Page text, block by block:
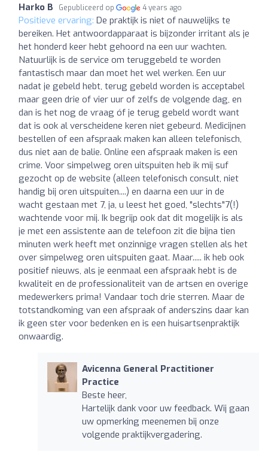
Harko B Gepubliceerd op 4 years ago
Positieve ervaring: De praktijk is niet of nauwelijks te
bereiken. Het antwoordapparaat is bijzonder irritant als je
het honderd keer hebt gehoord na een uur wachten.
Natuurlijk is de service om teruggebeld te worden
fantastisch maar dan moet het wel werken. Een uur
nadat je gebeld hebt, terug gebeld worden is acceptabel
maar geen drie of vier uur of zelfs de volgende dag, en
dan is het nog de vraag óf je terug gebeld wordt want
dat is ook al verscheidene keren niet gebeurd. Medicijnen
bestellen of een afspraak maken kan alleen telefonisch,
dus niet aan de balie. Online een afspraak maken is een
crime. Voor simpelweg oren uitspuiten heb ik mij suf
gezocht op de website (alleen telefonisch consult, niet
handig bij oren uitspuiten....) en daarna een uur in de
wacht gestaan met 7, ja, u leest het goed, "slechts"7(!)
wachtende voor mij. Ik begrijp ook dat dit mogelijk is als
je met een assistente aan de telefoon zit die bijna tien
minuten werk heeft met onzinnige vragen stellen als het
over simpelweg oren uitspuiten gaat. Maar..... ik heb ook
positief nieuws, als je eenmaal een afspraak hebt is de
kwaliteit en de professionaliteit van de artsen en overige
medewerkers prima! Vandaar toch drie sterren. Maar de
totstandkoming van een afspraak of anderszins daar kan
ik geen ster voor bedenken en is een huisartsenpraktijk
onwaardig.
Avicenna General Practitioner
Practice
Beste heer,
Hartelijk dank voor uw feedback. Wij gaan
uw opmerking meenemen bij onze
volgende praktijkvergadering.